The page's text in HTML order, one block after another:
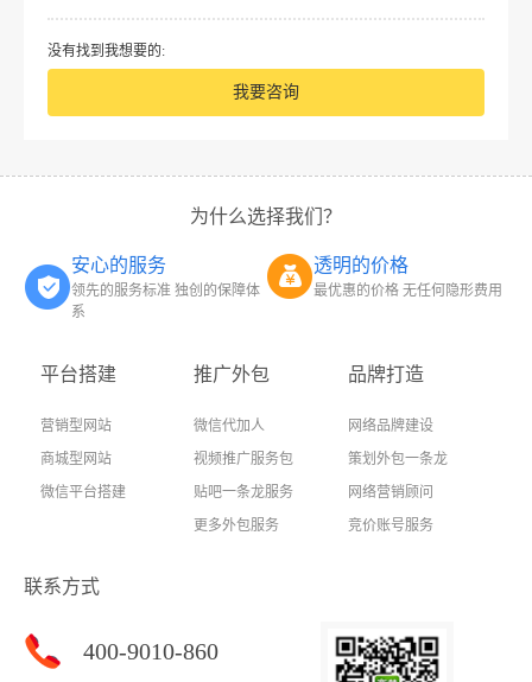
没有找到我想要的:
我要咨询
为什么选择我们？
安心的服务
领先的服务标准 独创的保障体
系
透明的价格
最优惠的价格 无任何隐形费用
平台搭建
营销型网站
商城型网站
微信平台搭建
推广外包
微信代加人
视频推广服务包
贴吧一条龙服务
更多外包服务
品牌打造
网络品牌建设
策划外包一条龙
网络营销顾问
竞价账号服务
联系方式
400-9010-860